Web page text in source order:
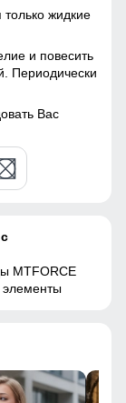
мелочей.
ледяном
115
80
117
на
жидкие
и повесить
Периодически
Вас
MTFORCE
элементы